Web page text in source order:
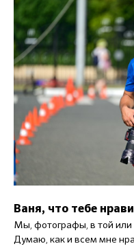
Ваня, что тебе
Мы, фотографы, в той или
Думаю, как и всем мне